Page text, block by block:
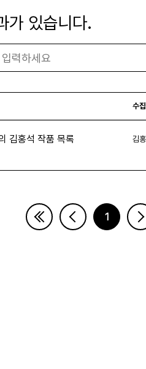
가 있습니다.
검색
수
김홍석 작품 목록 김
1